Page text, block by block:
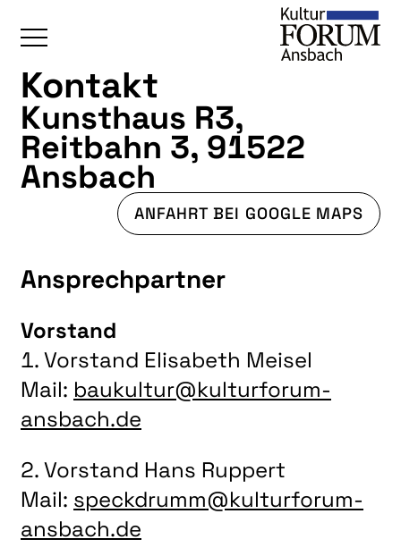
ÜBERSICHT
KALENDER
UNSERE BEREICHE
BAUKULTUR
FOTOGRUPPE
JUNGE KUNSTSCHULE
KUNSTREISEN
LITERATUR
NATUR & STRUKTUR
ÜBER UNS
DER VEREIN
Kontakt
Kunsthaus R3,
Reitbahn 3, 91522
Ansbach
ANFAHRT BEI GOOGLE MAPS
Ansprechpartner
Vorstand
1. Vorstand Elisabeth Meisel
Mail: baukultur​@kulturforum-
ansbach.de
2. Vorstand Hans Ruppert
Mail: speckdrumm@kulturforum-
ansbach.de